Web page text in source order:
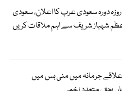
دورہ سعودی عرب کا اعلان، سعودی
شہباز شریف سے اہم ملاقات کریں
جرمانہ میں منی بس میں